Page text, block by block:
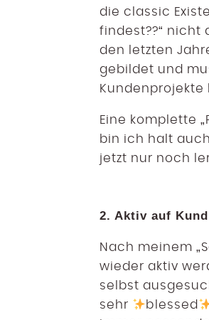
die classic
findest??“ nicht
den letzten
gebildet und
Kundenprojekte
Eine komplette
bin ich halt
jetzt nur noch
2. Aktiv auf
Nach meinem
wieder aktiv
selbst
sehr
blessed